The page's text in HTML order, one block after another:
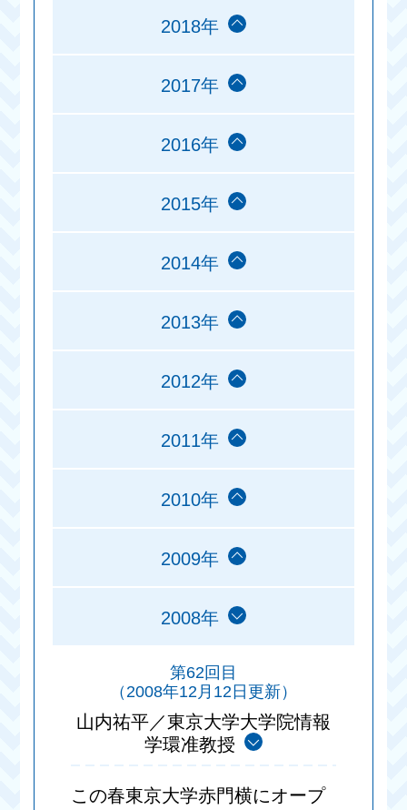
2018年
2017年
2016年
2015年
2014年
2013年
2012年
2011年
2010年
2009年
2008年
第62回目
（2008年12月12日更新）
山内祐平／東京大学大学院情報
学環准教授
この春東京大学赤門横にオープ